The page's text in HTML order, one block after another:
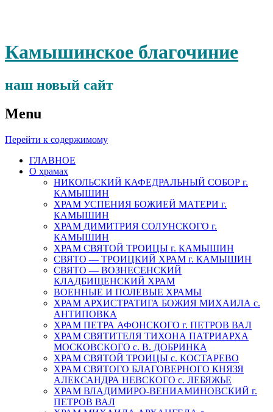
Камышинское благочиние
наш новый сайт
Menu
Перейти к содержимому
ГЛАВНОЕ
О храмах
НИКОЛЬСКИЙ КАФЕДРАЛЬНЫЙ СОБОР г.
КАМЫШИН
ХРАМ УСПЕНИЯ БОЖИЕЙ МАТЕРИ г.
КАМЫШИН
ХРАМ ДИМИТРИЯ СОЛУНСКОГО г.
КАМЫШИН
ХРАМ СВЯТОЙ ТРОИЦЫ г. КАМЫШИН
СВЯТО — ТРОИЦКИЙ ХРАМ г. КАМЫШИН
СВЯТО — ВОЗНЕСЕНСКИЙ
КЛАДБИЩЕНСКИЙ ХРАМ
ВОЕННЫЕ И ПОЛЕВЫЕ ХРАМЫ
ХРАМ АРХИСТРАТИГА БОЖИЯ МИХАИЛА с.
АНТИПОВКА
ХРАМ ПЕТРА АФОНСКОГО г. ПЕТРОВ ВАЛ
ХРАМ СВЯТИТЕЛЯ ТИХОНА ПАТРИАРХА
МОСКОВСКОГО с. В. ДОБРИНКА
ХРАМ СВЯТОЙ ТРОИЦЫ с. КОСТАРЕВО
ХРАМ СВЯТОГО БЛАГОВЕРНОГО КНЯЗЯ
АЛЕКСАНДРА НЕВСКОГО с. ЛЕБЯЖЬЕ
ХРАМ ВЛАДИМИРО-ВЕНИАМИНОВСКИЙ г.
ПЕТРОВ ВАЛ